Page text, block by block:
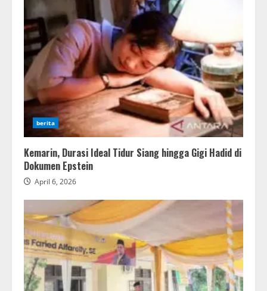
berita
Kemarin, Durasi Ideal Tidur Siang hingga Gigi Hadid di
Dokumen Epstein
April 6, 2026